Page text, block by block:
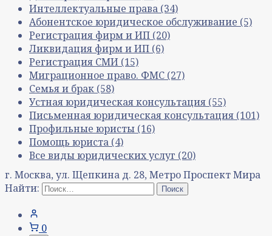
Интеллектуальные права (34)
Абонентское юридическое обслуживание (5)
Регистрация фирм и ИП (20)
Ликвидация фирм и ИП (6)
Регистрация СМИ (15)
Миграционное право. ФМС (27)
Семья и брак (58)
Устная юридическая консультация (55)
Письменная юридическая консультация (101)
Профильные юристы (16)
Помощь юриста (4)
Все виды юридических услуг (20)
г. Москва, ул. Щепкина д. 28, Метро Проспект Мира
Найти:
0